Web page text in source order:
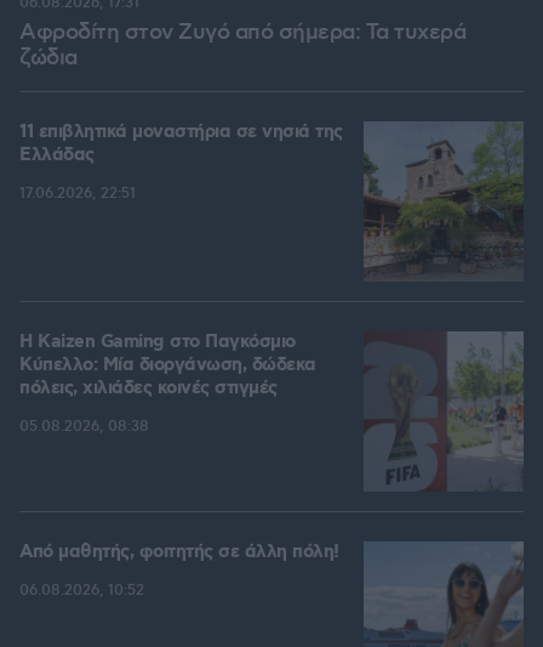
Αφροδίτη στον Ζυγό από σήμερα: Τα τυχερά
ζώδια
11 επιβλητικά μοναστήρια σε νησιά της
Ελλάδας
17.06.2026, 22:51
H Kaizen Gaming στο Παγκόσμιο
Kύπελλο: Μία διοργάνωση, δώδεκα
πόλεις, χιλιάδες κοινές στιγμές
05.08.2026, 08:38
Από μαθητής, φοιτητής σε άλλη πόλη!
06.08.2026, 10:52